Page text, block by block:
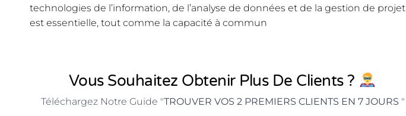
technologies de l’information, de l’analyse de données et de la gestion de projet
est essentielle, tout comme la capacité à commun
Vous Souhaitez Obtenir Plus De Clients ?
Téléchargez Notre Guide "TROUVER VOS 2 PREMIERS CLIENTS EN 7 JOURS "